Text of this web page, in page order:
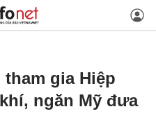
gia Hiệp
ngăn Mỹ đưa